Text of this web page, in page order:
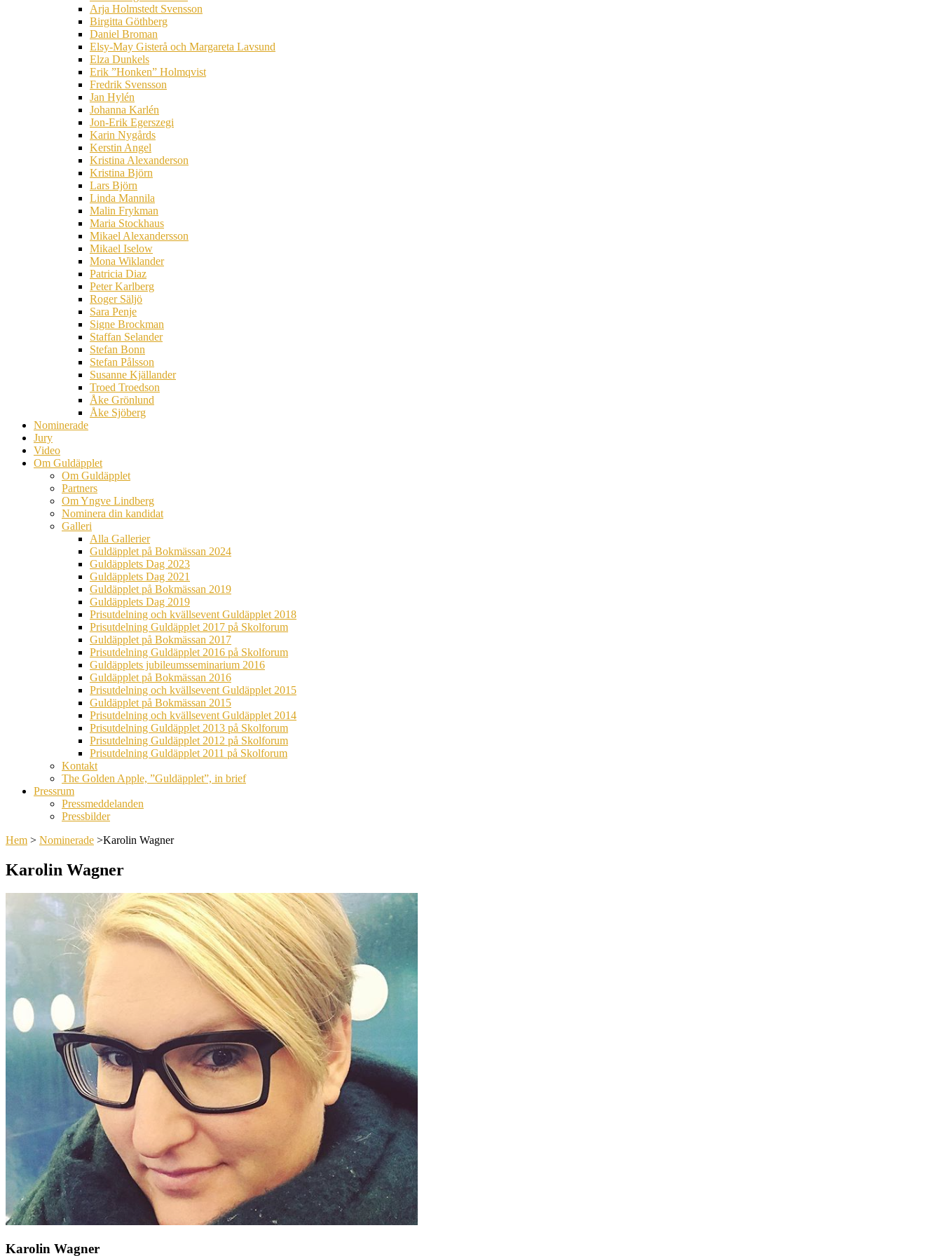
Arja Holmstedt Svensson
Birgitta Göthberg
Daniel Broman
Elsy-May Gisterå och Margareta Lavsund
Elza Dunkels
Erik ”Honken” Holmqvist
Fredrik Svensson
Jan Hylén
Johanna Karlén
Jon-Erik Egerszegi
Karin Nygårds
Kerstin Angel
Kristina Alexanderson
Kristina Björn
Lars Björn
Linda Mannila
Malin Frykman
Maria Stockhaus
Mikael Alexandersson
Mikael Iselow
Mona Wiklander
Patricia Diaz
Peter Karlberg
Roger Säljö
Sara Penje
Signe Brockman
Staffan Selander
Stefan Bonn
Stefan Pålsson
Susanne Kjällander
Troed Troedson
Åke Grönlund
Åke Sjöberg
Nominerade
Jury
Video
Om Guldäpplet
Om Guldäpplet
Partners
Om Yngve Lindberg
Nominera din kandidat
Galleri
Alla Gallerier
Guldäpplet på Bokmässan 2024
Guldäpplets Dag 2023
Guldäpplets Dag 2021
Guldäpplet på Bokmässan 2019
Guldäpplets Dag 2019
Prisutdelning och kvällsevent Guldäpplet 2018
Prisutdelning Guldäpplet 2017 på Skolforum
Guldäpplet på Bokmässan 2017
Prisutdelning Guldäpplet 2016 på Skolforum
Guldäpplets jubileumsseminarium 2016
Guldäpplet på Bokmässan 2016
Prisutdelning och kvällsevent Guldäpplet 2015
Guldäpplet på Bokmässan 2015
Prisutdelning och kvällsevent Guldäpplet 2014
Prisutdelning Guldäpplet 2013 på Skolforum
Prisutdelning Guldäpplet 2012 på Skolforum
Prisutdelning Guldäpplet 2011 på Skolforum
Kontakt
The Golden Apple, ”Guldäpplet”, in brief
Pressrum
Pressmeddelanden
Pressbilder
Hem > Nominerade >Karolin Wagner
Karolin Wagner
Karolin Wagner